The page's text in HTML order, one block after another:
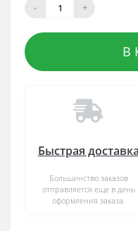
-
+
В
Быстрая доставка
Большинство заказов
отправляется еще в день
оформления заказа.